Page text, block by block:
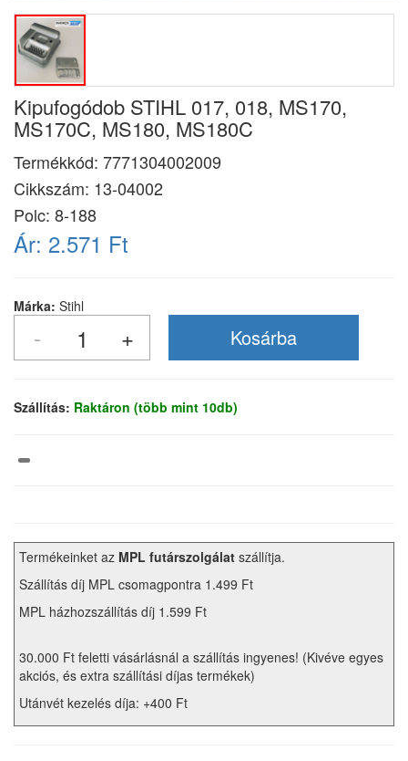
Kipufogódob STIHL 017, 018, MS170,
MS170C, MS180, MS180C
Termékkód: 7771304002009
Cikkszám: 13-04002
Polc: 8-188
Ár: 2.571 Ft
Márka: Stihl
Szállítás: Raktáron (több mint 10db)
Termékeinket az MPL futárszolgálat szállítja.
Szállítás díj MPL csomagpontra 1.499 Ft
MPL házhozszállítás díj 1.599 Ft
30.000 Ft feletti vásárlásnál a szállítás ingyenes! (Kivéve egyes
akciós, és extra szállítási díjas termékek)
Utánvét kezelés díja: +400 Ft